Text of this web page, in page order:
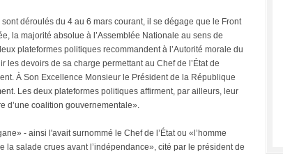
déroulés du 4 au 6 mars courant, il se dégage que le Front
la majorité absolue à l’Assemblée Nationale au sens de
plateformes politiques recommandent à l’Autorité morale du
les devoirs de sa charge permettant au Chef de l’État de
À Son Excellence Monsieur le Président de la République
Les deux plateformes politiques affirment, par ailleurs, leur
d’une coalition gouvernementale».
- ainsi l'avait surnommé le Chef de l’État ou «l’homme
la salade crues avant l’indépendance», cité par le président de